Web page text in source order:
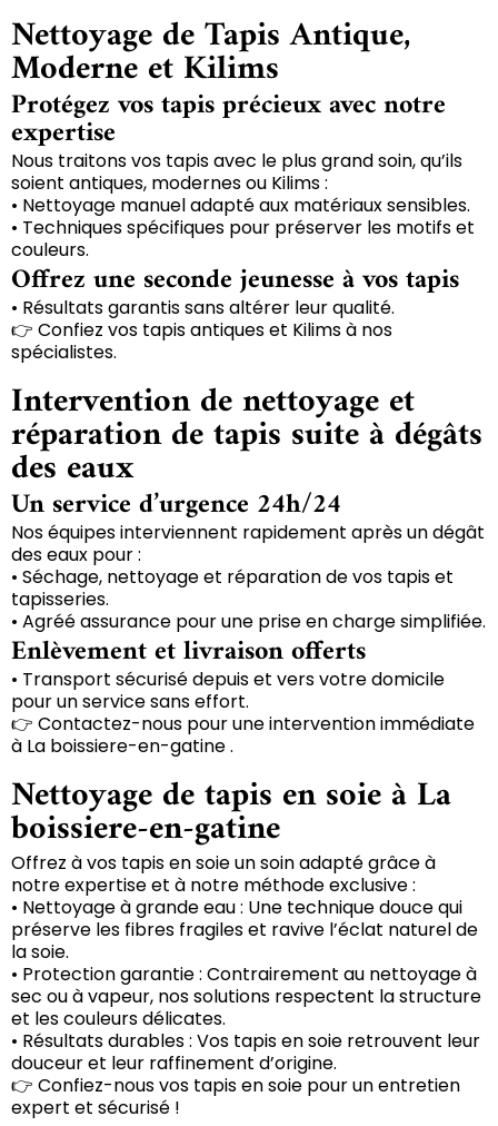
Nettoyage de Tapis Antique,
Moderne et Kilims
Protégez vos tapis précieux avec notre
expertise
Nous traitons vos tapis avec le plus grand soin, qu’ils
soient antiques, modernes ou Kilims :
• Nettoyage manuel adapté aux matériaux sensibles.
• Techniques spécifiques pour préserver les motifs et
couleurs.
Offrez une seconde jeunesse à vos tapis
• Résultats garantis sans altérer leur qualité.
👉 Confiez vos tapis antiques et Kilims à nos
spécialistes.
Intervention de nettoyage et
réparation de tapis suite à dégâts
des eaux
Un service d’urgence 24h/24
Nos équipes interviennent rapidement après un dégât
des eaux pour :
• Séchage, nettoyage et réparation de vos tapis et
tapisseries.
• Agréé assurance pour une prise en charge simplifiée.
Enlèvement et livraison offerts
• Transport sécurisé depuis et vers votre domicile
pour un service sans effort.
👉 Contactez-nous pour une intervention immédiate
à La boissiere-en-gatine .
Nettoyage de tapis en soie à La
boissiere-en-gatine
Offrez à vos tapis en soie un soin adapté grâce à
notre expertise et à notre méthode exclusive :
• Nettoyage à grande eau : Une technique douce qui
préserve les fibres fragiles et ravive l’éclat naturel de
la soie.
• Protection garantie : Contrairement au nettoyage à
sec ou à vapeur, nos solutions respectent la structure
et les couleurs délicates.
• Résultats durables : Vos tapis en soie retrouvent leur
douceur et leur raffinement d’origine.
👉 Confiez-nous vos tapis en soie pour un entretien
expert et sécurisé !